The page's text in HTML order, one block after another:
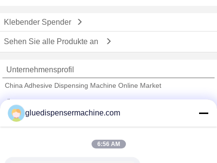
Klebender Spender
Sehen Sie alle Produkte an
Unternehmensprofil
China Adhesive Dispensing Machine Online Market
Überprüfte Lieferanten
Trust Seal
Verified Suplier
gluedispensermachine.com
6:56 AM